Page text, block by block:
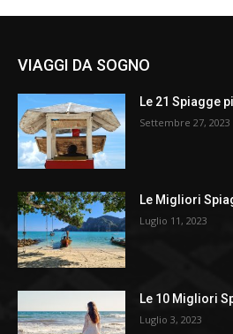
VIAGGI DA SOGNO
Le 21 Spiagge
Settembre 27, 2023
Le Migliori
Luglio 11, 2023
Le 10 Migliori
Luglio 3, 2023